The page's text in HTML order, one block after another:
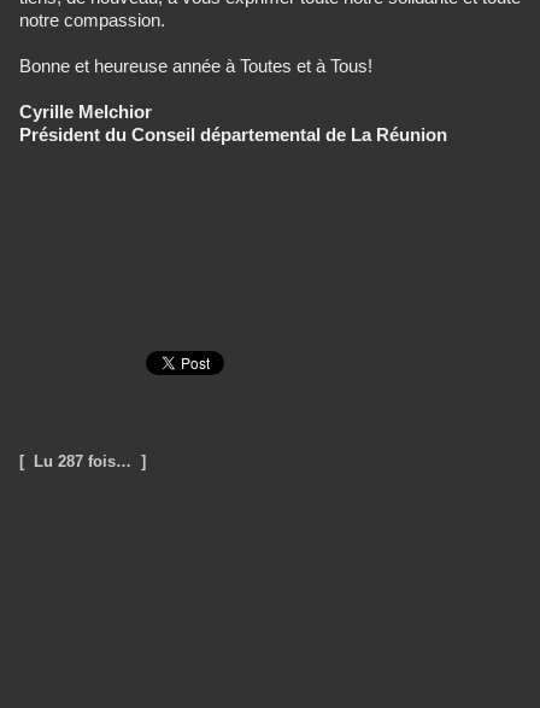
notre compassion.
Bonne et heureuse année à Toutes et à Tous!
Cyrille Melchior
Président du Conseil départemental de La Réunion
[ Lu 287 fois… ]